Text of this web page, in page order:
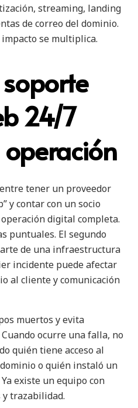
streaming, landing
de correo del dominio.
se multiplica.
24/7
tener un proveedor
y contar con un socio
digital completa.
puntuales. El segundo
de una infraestructura
incidente puede afectar
al cliente y comunicación
muertos y evita
ocurre una falla, no
quién tiene acceso al
o quién instaló un
existe un equipo con
trazabilidad.